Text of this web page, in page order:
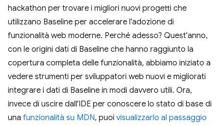
hackathon per trovare i migliori nuovi progetti che
utilizzano Baseline per accelerare l'adozione di
funzionalità web moderne. Perché adesso? Quest'anno,
con le origini dati di Baseline che hanno raggiunto la
copertura completa delle funzionalità, abbiamo iniziato a
vedere strumenti per sviluppatori web nuovi e migliorati
integrare i dati di Baseline in modi davvero utili. Ora,
invece di uscire dall'IDE per conoscere lo stato di base di
una funzionalità su MDN, puoi visualizzarlo al passaggio